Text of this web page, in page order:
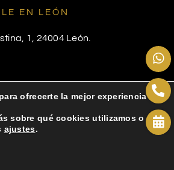
EN LEÓN
1, 24004 León.
|POLÍTICA DE PRIVACIDAD
COOKIES
ofrecerte la mejor experiencia en
sobre qué cookies utilizamos o
ajustes.